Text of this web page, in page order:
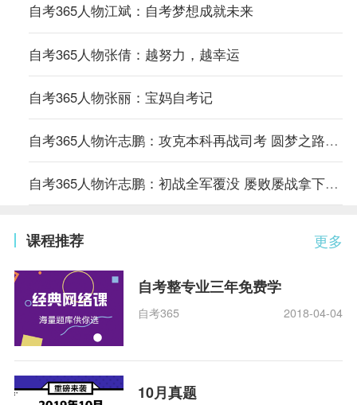
自考365人物江斌：自考梦想成就未来
自考365人物张倩：越努力，越幸运
自考365人物张丽：宝妈自考记
自考365人物许志鹏：攻克本科再战司考 圆梦之路永不止步
自考365人物许志鹏：初战全军覆没 屡败屡战拿下专科
更多
课程推荐
自考整专业三年免费学
自考365 2018-04-04
10月真题